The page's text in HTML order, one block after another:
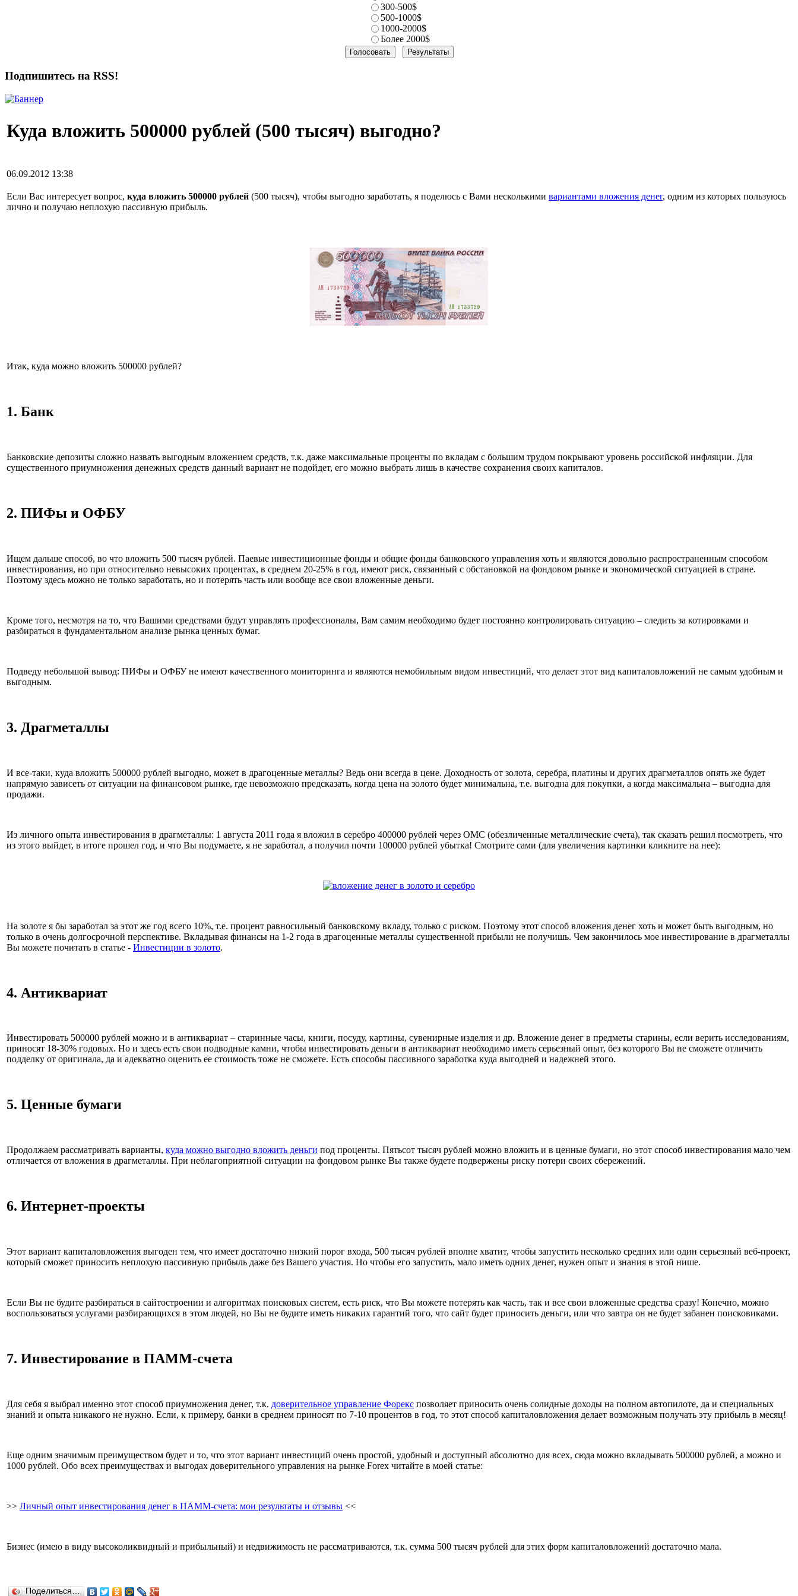
300-500$
500-1000$
1000-2000$
Более 2000$
Подпишитесь на RSS!
Куда вложить 500000 рублей (500 тысяч) выгодно?
06.09.2012 13:38
Если Вас интересует вопрос, куда вложить 500000 рублей (500 тысяч), чтобы выгодно заработать, я поделюсь с Вами несколькими вариантами вложения денег, одним из которых пользуюсь
лично и получаю неплохую пассивную прибыль.
Итак, куда можно вложить 500000 рублей?
1. Банк
Банковские депозиты сложно назвать выгодным вложением средств, т.к. даже максимальные проценты по вкладам с большим трудом покрывают уровень российской инфляции. Для
существенного приумножения денежных средств данный вариант не подойдет, его можно выбрать лишь в качестве сохранения своих капиталов.
2. ПИФы и ОФБУ
Ищем дальше способ, во что вложить 500 тысяч рублей. Паевые инвестиционные фонды и общие фонды банковского управления хоть и являются довольно распространенным способом
инвестирования, но при относительно невысоких процентах, в среднем 20-25% в год, имеют риск, связанный с обстановкой на фондовом рынке и экономической ситуацией в стране.
Поэтому здесь можно не только заработать, но и потерять часть или вообще все свои вложенные деньги.
Кроме того, несмотря на то, что Вашими средствами будут управлять профессионалы, Вам самим необходимо будет постоянно контролировать ситуацию – следить за котировками и
разбираться в фундаментальном анализе рынка ценных бумаг.
Подведу небольшой вывод: ПИФы и ОФБУ не имеют качественного мониторинга и являются немобильным видом инвестиций, что делает этот вид капиталовложений не самым удобным и
выгодным.
3. Драгметаллы
И все-таки, куда вложить 500000 рублей выгодно, может в драгоценные металлы? Ведь они всегда в цене. Доходность от золота, серебра, платины и других драгметаллов опять же будет
напрямую зависеть от ситуации на финансовом рынке, где невозможно предсказать, когда цена на золото будет минимальна, т.е. выгодна для покупки, а когда максимальна – выгодна для
продажи.
Из личного опыта инвестирования в драгметаллы: 1 августа 2011 года я вложил в серебро 400000 рублей через ОМС (обезличенные металлические счета), так сказать решил посмотреть, что
из этого выйдет, в итоге прошел год, и что Вы подумаете, я не заработал, а получил почти 100000 рублей убытка! Смотрите сами (для увеличения картинки кликните на нее):
На золоте я бы заработал за этот же год всего 10%, т.е. процент равносильный банковскому вкладу, только с риском. Поэтому этот способ вложения денег хоть и может быть выгодным, но
только в очень долгосрочной перспективе. Вкладывая финансы на 1-2 года в драгоценные металлы существенной прибыли не получишь. Чем закончилось мое инвестирование в драгметаллы
Вы можете почитать в статье - Инвестиции в золото.
4. Антиквариат
Инвестировать 500000 рублей можно и в антиквариат – старинные часы, книги, посуду, картины, сувенирные изделия и др. Вложение денег в предметы старины, если верить исследованиям,
приносят 18-30% годовых. Но и здесь есть свои подводные камни, чтобы инвестировать деньги в антиквариат необходимо иметь серьезный опыт, без которого Вы не сможете отличить
подделку от оригинала, да и адекватно оценить ее стоимость тоже не сможете. Есть способы пассивного заработка куда выгодней и надежней этого.
5. Ценные бумаги
Продолжаем рассматривать варианты, куда можно выгодно вложить деньги под проценты. Пятьсот тысяч рублей можно вложить и в ценные бумаги, но этот способ инвестирования мало чем
отличается от вложения в драгметаллы. При неблагоприятной ситуации на фондовом рынке Вы также будете подвержены риску потери своих сбережений.
6. Интернет-проекты
Этот вариант капиталовложения выгоден тем, что имеет достаточно низкий порог входа, 500 тысяч рублей вполне хватит, чтобы запустить несколько средних или один серьезный веб-проект,
который сможет приносить неплохую пассивную прибыль даже без Вашего участия. Но чтобы его запустить, мало иметь одних денег, нужен опыт и знания в этой нише.
Если Вы не будите разбираться в сайтостроении и алгоритмах поисковых систем, есть риск, что Вы можете потерять как часть, так и все свои вложенные средства сразу! Конечно, можно
воспользоваться услугами разбирающихся в этом людей, но Вы не будите иметь никаких гарантий того, что сайт будет приносить деньги, или что завтра он не будет забанен поисковиками.
7. Инвестирование в ПАММ-счета
Для себя я выбрал именно этот способ приумножения денег, т.к. доверительное управление Форекс позволяет приносить очень солидные доходы на полном автопилоте, да и специальных
знаний и опыта никакого не нужно. Если, к примеру, банки в среднем приносят по 7-10 процентов в год, то этот способ капиталовложения делает возможным получать эту прибыль в месяц!
Еще одним значимым преимуществом будет и то, что этот вариант инвестиций очень простой, удобный и доступный абсолютно для всех, сюда можно вкладывать 500000 рублей, а можно и
1000 рублей. Обо всех преимуществах и выгодах доверительного управления на рынке Forex читайте в моей статье:
>> Личный опыт инвестирования денег в ПАММ-счета: мои результаты и отзывы <<
Бизнес (имею в виду высоколиквидный и прибыльный) и недвижимость не рассматриваются, т.к. сумма 500 тысяч рублей для этих форм капиталовложений достаточно мала.
Поделиться…